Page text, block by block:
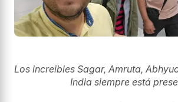
Los increibles Sagar, Amruta,
India siempre está